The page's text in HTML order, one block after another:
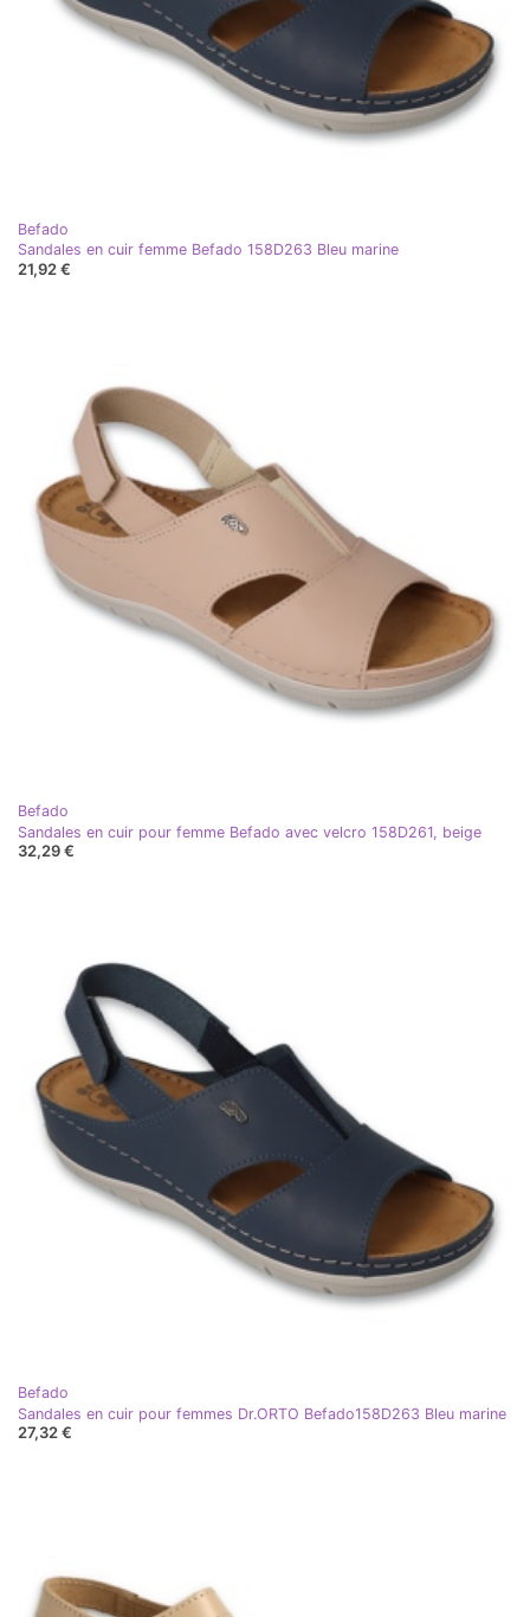
Befado
Sandales en cuir femme Befado 158D263 Bleu marine
21,92 €
Befado
Sandales en cuir pour femme Befado avec velcro 158D261, beige
32,29 €
Befado
Sandales en cuir pour femmes Dr.ORTO Befado158D263 Bleu marine
27,32 €